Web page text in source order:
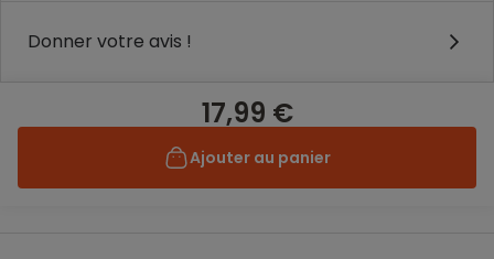
Donner votre avis !
17,99 €
Ajouter au panier